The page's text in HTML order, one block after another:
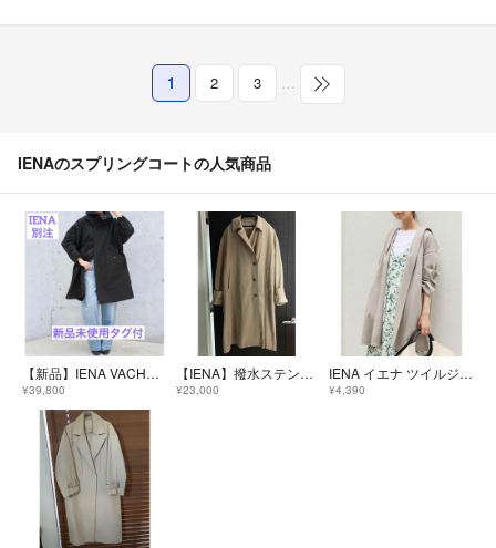
1 2 3 …
IENAのスプリングコートの人気商品
【新品】IENA VACHEMENT/ヴァシュモン 別注 M-51 ロングコート
¥39,800
【IENA】撥水ステンカラーコート
¥23,000
IENA イエナ ツイルジャージフードコート
¥4,390